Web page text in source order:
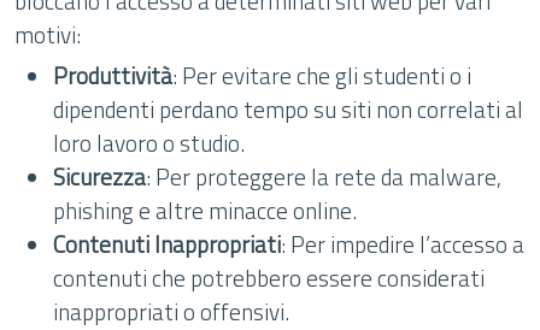
motivi:
Produttività: Per evitare che gli studenti o i
dipendenti perdano tempo su siti non correlati al
loro lavoro o studio.
Sicurezza: Per proteggere la rete da malware,
phishing e altre minacce online.
Contenuti Inappropriati: Per impedire l’accesso a
contenuti che potrebbero essere considerati
inappropriati o offensivi.